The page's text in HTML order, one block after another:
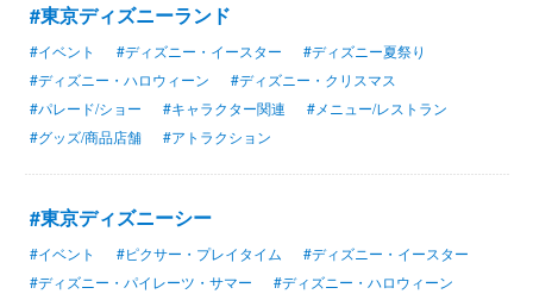
#東京ディズニーランド
#イベント #ディズニー・イースター
#ディズニー夏祭り
#ディズニー・ハロウィーン
#ディズニー・クリスマス
#パレード/ショー
#キャラクター関連
#メニュー/レストラン
#グッズ/商品店舗
#アトラクション
#東京ディズニーシー
#イベント #ピクサー・プレイタイム
#ディズニー・イースター
#ディズニー・パイレーツ・サマー
#ディズニー・ハロウィーン